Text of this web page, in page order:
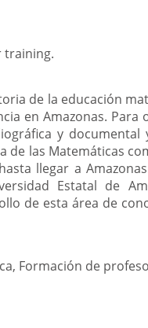
training.
de la educación
en Amazonas. Para
y documental
las Matemáticas
llegar a
Estatal de
de esta área de
Formación de